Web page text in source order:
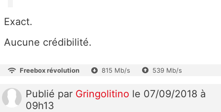
Exact.
Aucune crédibilité.
Freebox révolution 815 Mb/s 539 Mb/s
Publié par Gringolitino le 07/09/2018 à
09h13